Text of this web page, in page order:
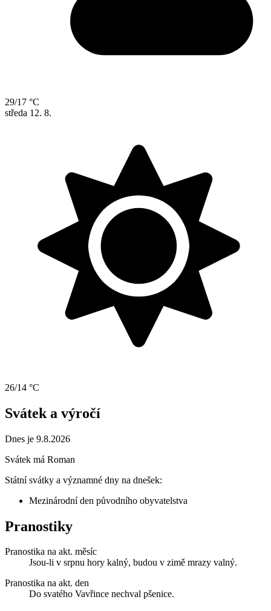
29/17 °C
středa 12. 8.
26/14 °C
Svátek a výročí
Dnes je 9.8.2026
Svátek má Roman
Státní svátky a významné dny na dnešek:
Mezinárodní den původního obyvatelstva
Pranostiky
Pranostika na akt. měsíc
Jsou-li v srpnu hory kalný, budou v zimě mrazy valný.
Pranostika na akt. den
Do svatého Vavřince nechval pšenice.